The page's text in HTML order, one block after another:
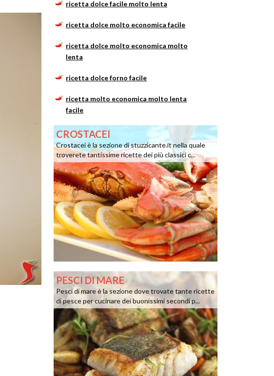
ricetta dolce facile molto lenta
ricetta dolce molto economica facile
ricetta dolce molto economica molto
lenta
ricetta dolce forno facile
ricetta molto economica molto lenta
facile
CROSTACEI
Crostacei è la sezione di stuzzicante.it nella quale
troverete tantissime ricette dei più classici c...
PESCI DI MARE
Pesci di mare è la sezione dove trovate tante ricette
di pesce per cucinare dei buonissimi secondi p...